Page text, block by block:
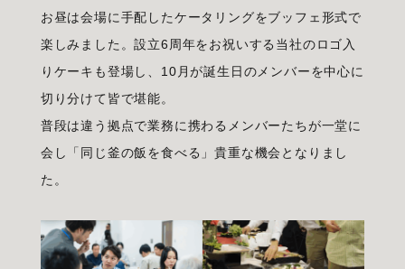
お昼は会場に手配したケータリングをブッフェ形式で
楽しみました。設立6周年をお祝いする当社のロゴ入
りケーキも登場し、10月が誕生日のメンバーを中心に
切り分けて皆で堪能。
普段は違う拠点で業務に携わるメンバーたちが一堂に
会し「同じ釜の飯を食べる」貴重な機会となりまし
た。